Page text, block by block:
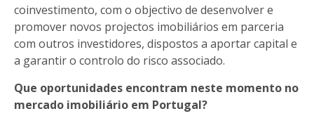
coinvestimento, com o objectivo de desenvolver e
promover novos projectos imobiliários em parceria
com outros investidores, dispostos a aportar capital e
a garantir o controlo do risco associado.
Que oportunidades encontram neste momento no
mercado imobiliário em Portugal?